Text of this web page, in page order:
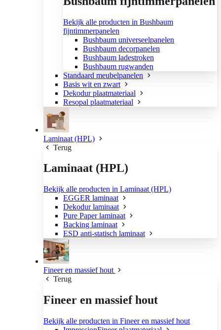
Bekijk alle producten in Bushbaum
fijntimmerpanelen
Bushbaum universeelpanelen
Bushbaum decorpanelen
Bushbaum ladestroken
Bushbaum rugwanden
Standaard meubelpanelen
Basis wit en zwart
Dekodur plaatmateriaal
Resopal plaatmateriaal
Laminaat (HPL)
Terug
Laminaat (HPL)
Bekijk alle producten in Laminaat (HPL)
EGGER laminaat
Dekodur laminaat
Pure Paper laminaat
Backing laminaat
ESD anti-statisch laminaat
Fineer en massief hout
Terug
Fineer en massief hout
Bekijk alle producten in Fineer en massief hout